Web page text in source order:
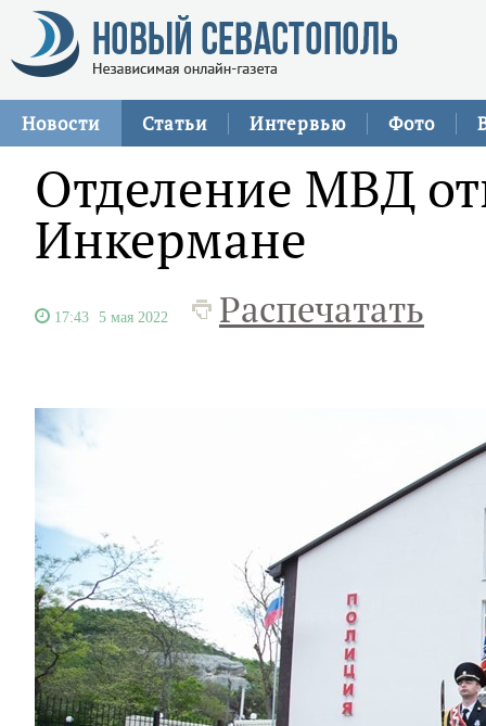
Новости Статьи Интервью Фото
Отделение МВД
Инкермане
17:43 5 мая 2022 Распечатать